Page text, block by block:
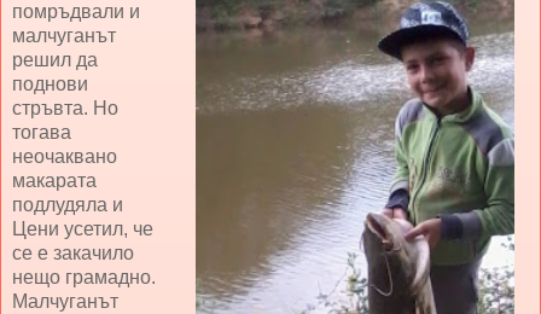
помръдвали и
малчуганът
решил да
поднови
стръвта. Но
тогава
неочаквано
макарата
подлудяла и
Цени усетил, че
се е закачило
нещо грамадно.
Малчуганът